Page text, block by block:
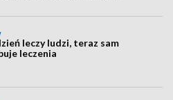
leczy ludzi, teraz sam
leczenia